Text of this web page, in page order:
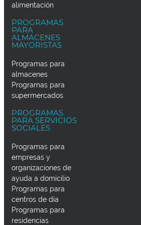
alimentación
PROGRAMAS
PARA
ALMACENES
MAYORISTAS
Programas para
almacenes
Programas para
supermercados
PROGRAMAS
PARA SERVICIOS
SOCIALES
Programas para
empresas y
organizaciones de
ayuda a domicilio
Programas para
centros de día
Programas para
residencias